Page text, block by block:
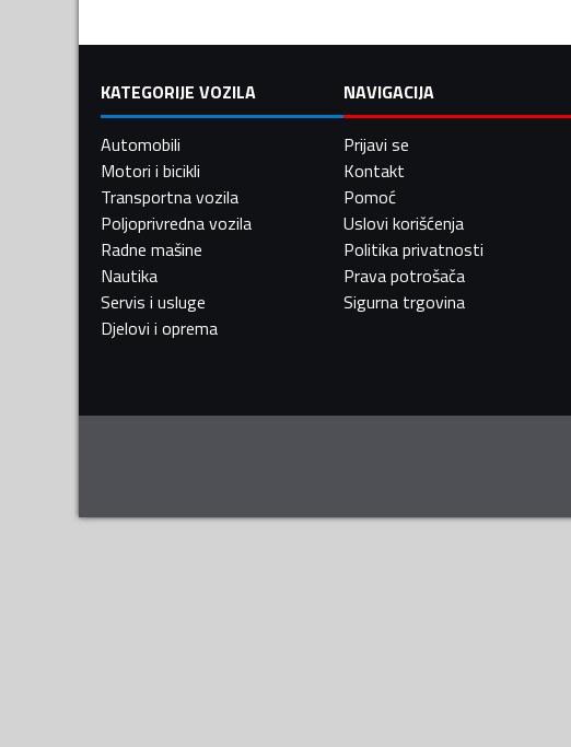
KATEGORIJE VOZILA
Automobili
Motori i bicikli
Transportna vozila
Poljoprivredna vozila
Radne mašine
Nautika
Servis i usluge
Djelovi i oprema
NAVIGACIJA
Prijavi se
Kontakt
Pomoć
Uslovi korišćenja
Politika privatnosti
Prava potrošača
Sigurna trgovina